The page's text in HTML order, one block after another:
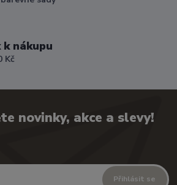
k nákupu
Kč
novinky, akce a slevy!
Přihlásit se